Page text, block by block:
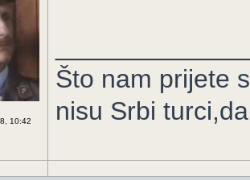
10:42
Što nam prijete
nisu Srbi